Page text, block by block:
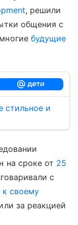
, решили
общения с
будущие
стильное и
на сроке от 25
с
к своему
за реакцией